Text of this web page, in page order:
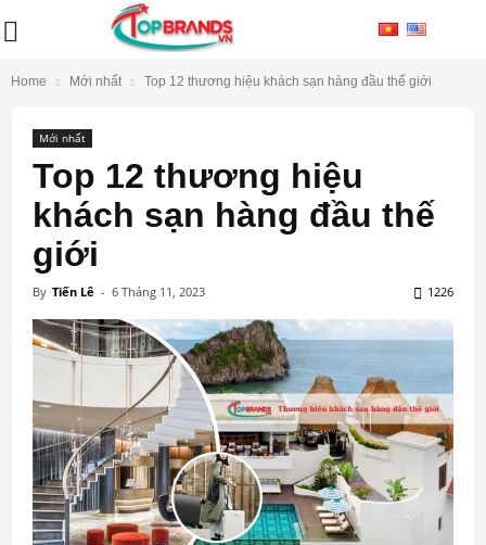
Home Mới nhất Top 12 thương hiệu khách sạn hàng đầu thế giới
Mới nhất
Top 12 thương hiệu
khách sạn hàng đầu thế
giới
By Tiến Lê - 6 Tháng 11, 2023 1226